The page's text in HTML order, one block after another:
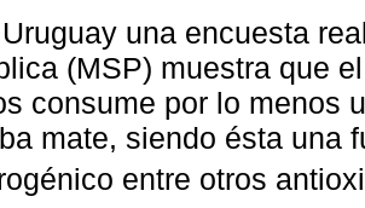
una encuesta
(MSP) muestra que
consume por lo menos
mate, siendo ésta una
entre otros